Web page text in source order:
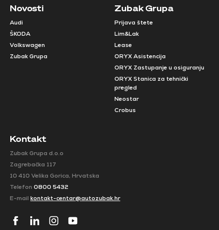
Novosti
Audi
ŠKODA
Volkswagen
Zubak Grupa
Zubak Grupa
Prijava štete
Lim&Lak
Lease
ORYX Asistencija
ORYX Zastupanje u osiguranju
ORYX Stanica za tehnički
pregled
Neostar
Crobus
Kontakt
Zubak Grupa d.o.o
Zagrebačka 117
10 410 Velika Gorica, Hrvatska
Telefon 0800 5432
E-mail kontakt-centar@autozubak.hr